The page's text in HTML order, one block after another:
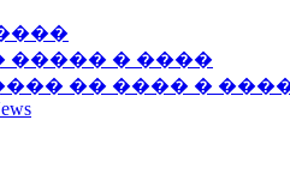
����� � ����
�� ���� �